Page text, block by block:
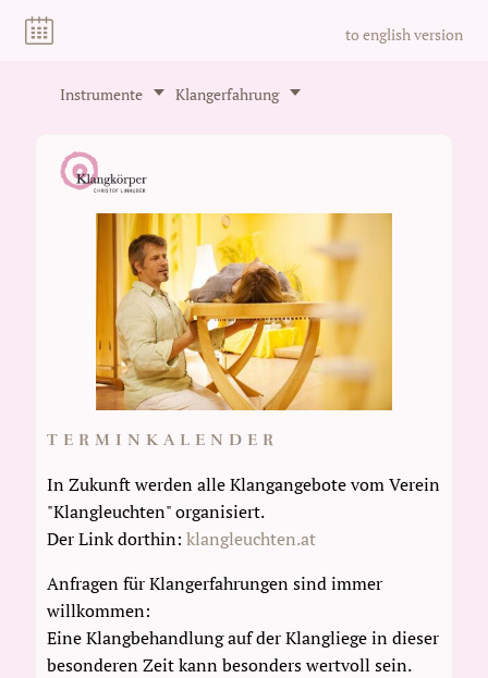
to english version
Instrumente Klangerfahrung
TERMINKALENDER
In Zukunft werden alle Klangangebote vom Verein
"Klangleuchten" organisiert.
Der Link dorthin: klangleuchten.at
Anfragen für Klangerfahrungen sind immer
willkommen:
Eine Klangbehandlung auf der Klangliege in dieser
besonderen Zeit kann besonders wertvoll sein.